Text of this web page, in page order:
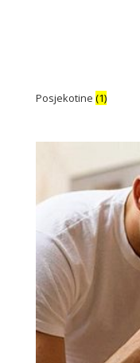
Posjekotine (1)